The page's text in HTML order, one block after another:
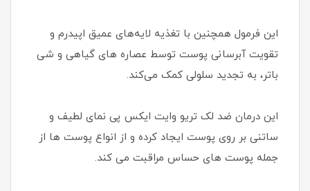
این فرمول همچنین با تغذیه لایه‌های عمیق اپیدرم و
تقویت آبرسانی پوست توسط عصاره های گیاهی و شی
باتر، به تجدید سلولی کمک می‌کند.
این درمان ضد لک تریو وایت ایکس پی نمای لطیف و
ساتنی بر روی پوست ایجاد کرده و از انواع پوست ها از
جمله پوست های حساس مراقبت می کند.